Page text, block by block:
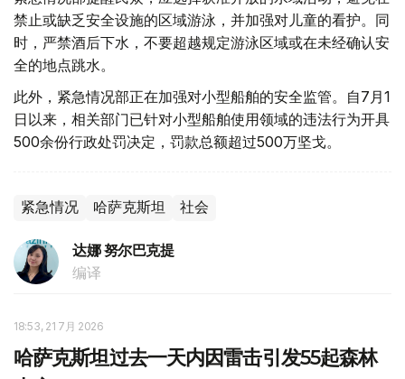
禁止或缺乏安全设施的区域游泳，并加强对儿童的看护。同
时，严禁酒后下水，不要超越规定游泳区域或在未经确认安
全的地点跳水。
此外，紧急情况部正在加强对小型船舶的安全监管。自7月1
日以来，相关部门已针对小型船舶使用领域的违法行为开具
500余份行政处罚决定，罚款总额超过500万坚戈。
紧急情况 哈萨克斯坦 社会
达娜 努尔巴克提
编译
18:53, 21 7月 2026
哈萨克斯坦过去一天内因雷击引发55起森林